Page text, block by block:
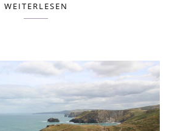
WEITERLESEN